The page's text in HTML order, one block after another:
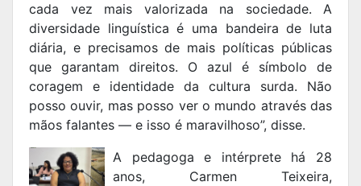
cada vez mais valorizada na sociedade. A
diversidade linguística é uma bandeira de luta
diária, e precisamos de mais políticas públicas
que garantam direitos. O azul é símbolo de
coragem e identidade da cultura surda. Não
posso ouvir, mas posso ver o mundo através das
mãos falantes — e isso é maravilhoso”, disse.
A pedagoga e intérprete há 28
anos, Carmen Teixeira,